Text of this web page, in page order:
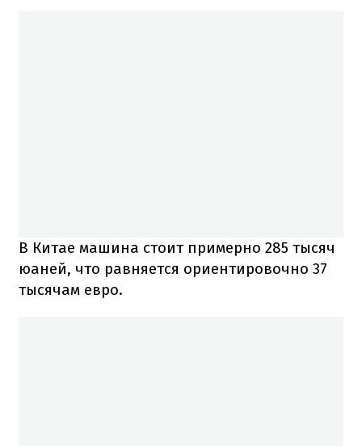
В Китае машина стоит примерно 285 тысяч
юаней, что равняется ориентировочно 37
тысячам евро.